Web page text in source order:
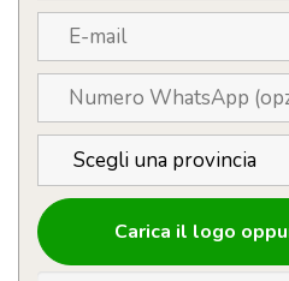
Carica il logo